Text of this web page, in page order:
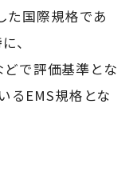
た国際規格であ
、
どで評価基準とな
るEMS規格とな